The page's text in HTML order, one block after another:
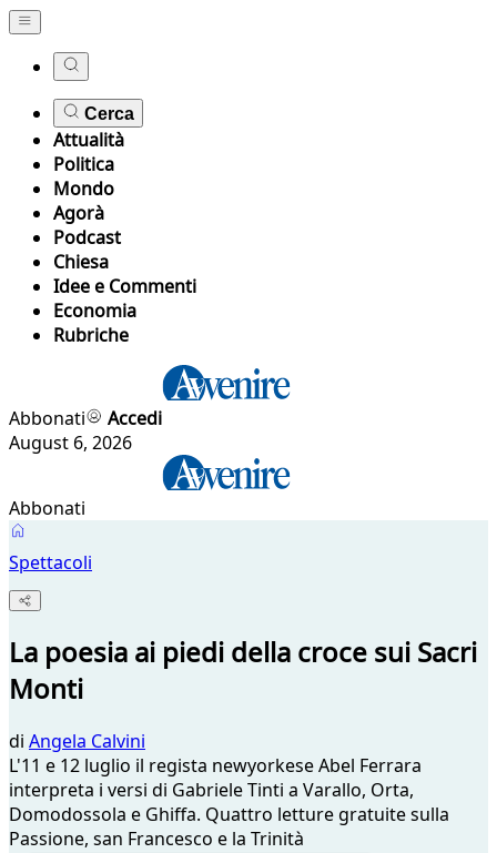
Cerca
Attualità
Politica
Mondo
Agorà
Podcast
Chiesa
Idee e Commenti
Economia
Rubriche
Abbonati
Accedi
August 6, 2026
Abbonati
Spettacoli
La poesia ai piedi della croce sui Sacri
Monti
di Angela Calvini
L'11 e 12 luglio il regista newyorkese Abel Ferrara
interpreta i versi di Gabriele Tinti a Varallo, Orta,
Domodossola e Ghiffa. Quattro letture gratuite sulla
Passione, san Francesco e la Trinità